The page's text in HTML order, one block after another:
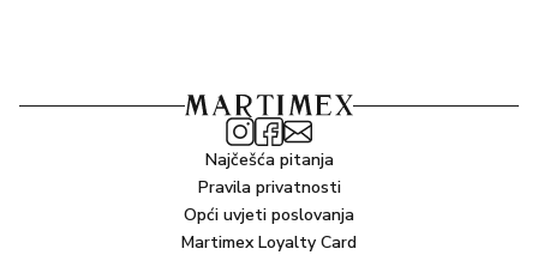
Najčešća pitanja
Pravila privatnosti
Opći uvjeti poslovanja
Martimex Loyalty Card